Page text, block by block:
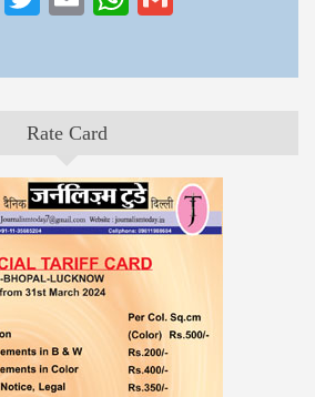
Rate Card